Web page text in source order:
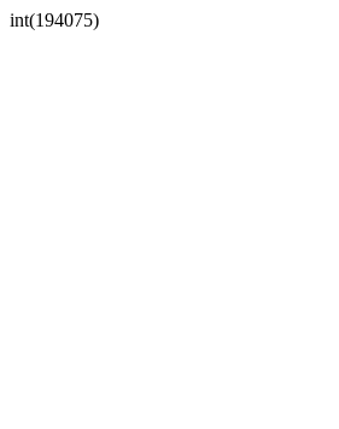
int(194075)